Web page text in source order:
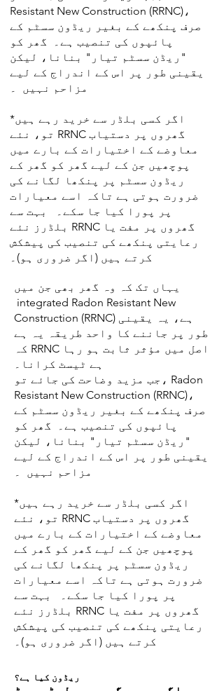
Resistant New Construction (RRNC)،
صرف پنکھے کے بغیر ریڈون سسٹم کے
پائپوں کی تنصیب ہے۔ گھر کو
"ریڈن سسٹم تیار" بنانا، لیکن
یقینی طور پر اس کے اندراج کے لیے
مزاحم نہیں ۔
*اگر کسی بلڈر سے خرید رہے ہیں
تو، نئے RRNC گھروں پر دستیاب
معاوضے کے اختیارات کے بارے میں
پوچھیں جن کے لیے گھر کو گھر کے
ریڈون سسٹم پر پنکھا لگانے کی
ضرورت ہوتی ہے تاکہ اسے معیارات
پر پورا کیا جا سکے۔ بہت سے
بلڈرز نئے RRNC گھروں پر مفت یا
رعایتی پنکھے کی تنصیب کی پیشکش
کرتے ہیں (اگر ضروری ہو)۔
یہاں تک کہ وہ گھر بھی جن میں
integrated Radon Resistant New
Construction (RRNC) ہے، یہ یقینی
طور پر جاننے کا واحد طریقہ یہ ہے
کہ RRNC اصل میں مؤثر ثابت ہو رہا
جب مزید وضاحت کی جائے تو، Radon
Resistant New Construction (RRNC)،
صرف پنکھے کے بغیر ریڈون سسٹم کے
پائپوں کی تنصیب ہے۔ گھر کو
"ریڈن سسٹم تیار" بنانا، لیکن
یقینی طور پر اس کے اندراج کے لیے
مزاحم نہیں ۔
*اگر کسی بلڈر سے خرید رہے ہیں
تو، نئے RRNC گھروں پر دستیاب
معاوضے کے اختیارات کے بارے میں
پوچھیں جن کے لیے گھر کو گھر کے
ریڈون سسٹم پر پنکھا لگانے کی
ضرورت ہوتی ہے تاکہ اسے معیارات
پر پورا کیا جا سکے۔ بہت سے
بلڈرز نئے RRNC گھروں پر مفت یا
رعایتی پنکھے کی تنصیب کی پیشکش
کرتے ہیں (اگر ضروری ہو)۔
ریڈون کیا ہے؟